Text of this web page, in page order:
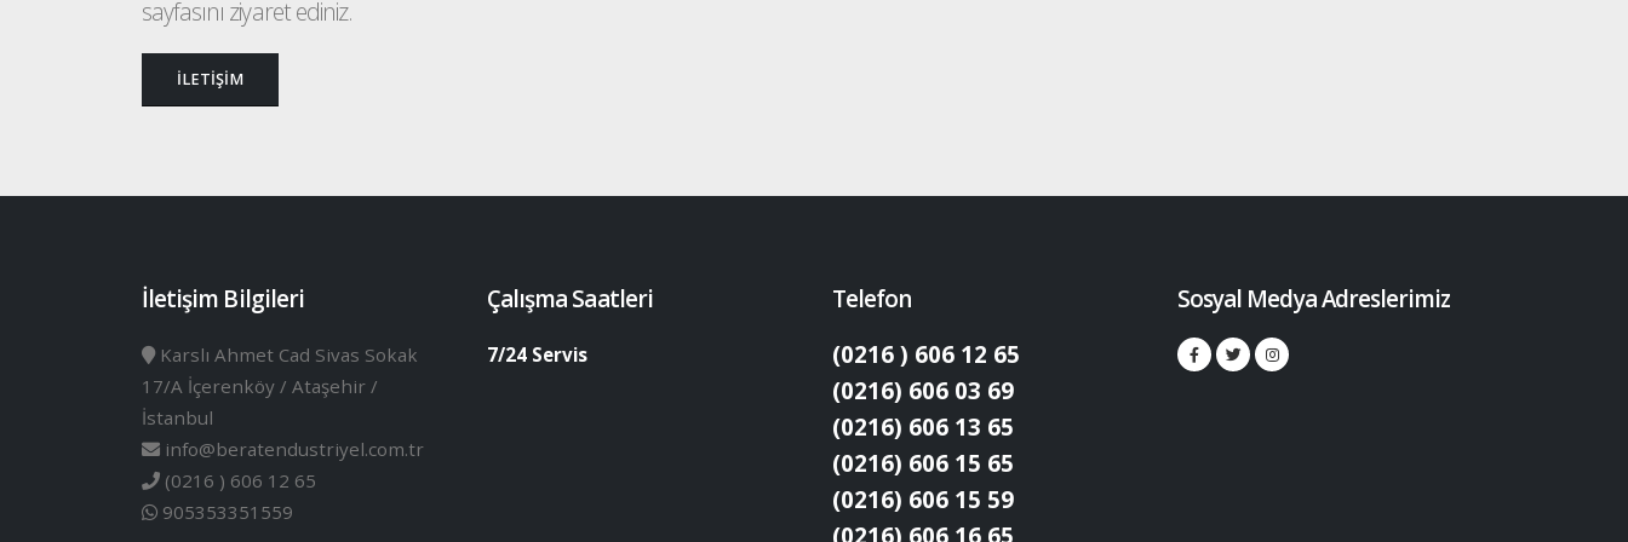
sayfasını ziyaret ediniz.
İLETİŞİM
İletişim Bilgileri
Karslı Ahmet Cad Sivas Sokak
17/A İçerenköy / Ataşehir /
İstanbul
info@beratendustriyel.com.tr
(0216 ) 606 12 65
905353351559
Çalışma Saatleri
7/24 Servis
Telefon
(0216 ) 606 12 65
(0216) 606 03 69
(0216) 606 13 65
(0216) 606 15 65
(0216) 606 15 59
Sosyal Medya Adreslerimiz